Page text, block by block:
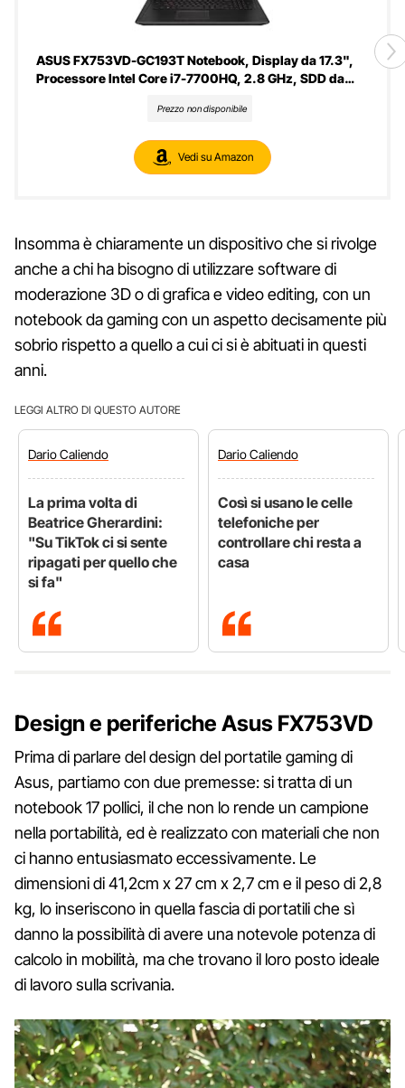
ASUS FX753VD-GC193T Notebook, Display da 17.3",
Processore Intel Core i7-7700HQ, 2.8 GHz, SDD da
Prezzo non disponibile
Vedi su Amazon
Insomma è chiaramente un dispositivo che si rivolge
anche a chi ha bisogno di utilizzare software di
moderazione 3D o di grafica e video editing, con un
notebook da gaming con un aspetto decisamente più
sobrio rispetto a quello a cui ci si è abituati in questi
anni.
LEGGI ALTRO DI QUESTO AUTORE
DarioCaliendo
La prima volta di
Beatrice Gherardini:
"Su TikTok ci si sente
ripagati per quello che
si fa"
DarioCaliendo
Così si usano le celle
telefoniche per
controllare chi resta a
casa
Design e periferiche Asus FX753VD
Prima di parlare del design del portatile gaming di
Asus, partiamo con due premesse: si tratta di un
notebook 17 pollici, il che non lo rende un campione
nella portabilità, ed è realizzato con materiali che non
ci hanno entusiasmato eccessivamente. Le
dimensioni di 41,2cm x 27 cm x 2,7 cm e il peso di 2,8
kg, lo inseriscono in quella fascia di portatili che sì
danno la possibilità di avere una notevole potenza di
calcolo in mobilità, ma che trovano il loro posto ideale
di lavoro sulla scrivania.